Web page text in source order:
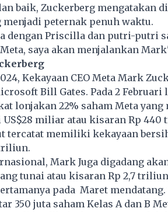
baik, Zuckerberg mengatakan
peternak penuh waktu.
dengan Priscilla dan putri-putri
saya akan menjalankan
Kekayaan CEO Meta Mark
Bill Gates. Pada 2
lonjakan 22% saham Meta yang
miliar atau kisaran Rp 440
tercatat memiliki kekayaan
triliun.
Mark Juga digadang
tunai atau kisaran Rp 2,7
pada Maret
350 juta saham Kelas A dan B